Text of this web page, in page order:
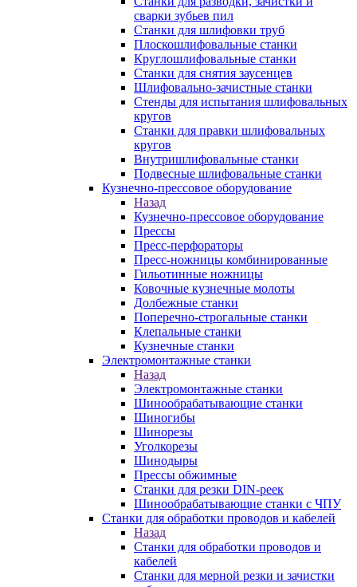
сварки зубьев пил
Станки для шлифовки труб
Плоскошлифовальные станки
Круглошлифовальные станки
Станки для снятия заусенцев
Шлифовально-зачистные станки
Стенды для испытания шлифовальных
кругов
Станки для правки шлифовальных
кругов
Внутришлифовальные станки
Подвесные шлифовальные станки
Кузнечно-прессовое оборудование
Назад
Кузнечно-прессовое оборудование
Прессы
Пресс-перфораторы
Пресс-ножницы комбинированные
Гильотинные ножницы
Ковочные кузнечные молоты
Долбежные станки
Поперечно-строгальные станки
Клепальные станки
Кузнечные станки
Электромонтажные станки
Назад
Электромонтажные станки
Шинообрабатывающие станки
Шиногибы
Шинорезы
Уголкорезы
Шинодыры
Прессы обжимные
Станки для резки DIN-реек
Шинообрабатывающие станки с ЧПУ
Станки для обработки проводов и кабелей
Назад
Станки для обработки проводов и
кабелей
Станки для мерной резки и зачистки